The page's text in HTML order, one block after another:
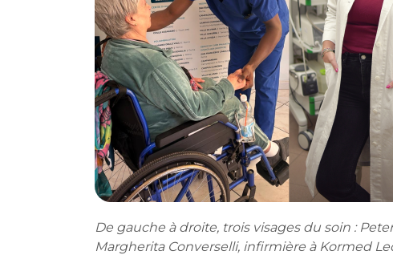
De gauche à droite, trois visages du soin :
Margherita Converselli, infirmière à Kormed